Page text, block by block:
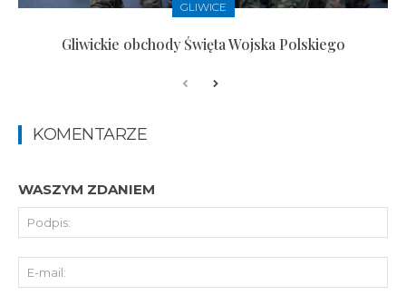
GLIWICE
Gliwickie obchody Święta Wojska Polskiego
KOMENTARZE
WASZYM ZDANIEM